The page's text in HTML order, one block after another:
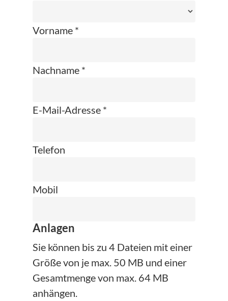
Vorname *
Nachname *
E-Mail-Adresse *
Telefon
Mobil
Anlagen
Sie können bis zu 4 Dateien mit einer
Größe von je max. 50 MB und einer
Gesamtmenge von max. 64 MB
anhängen.